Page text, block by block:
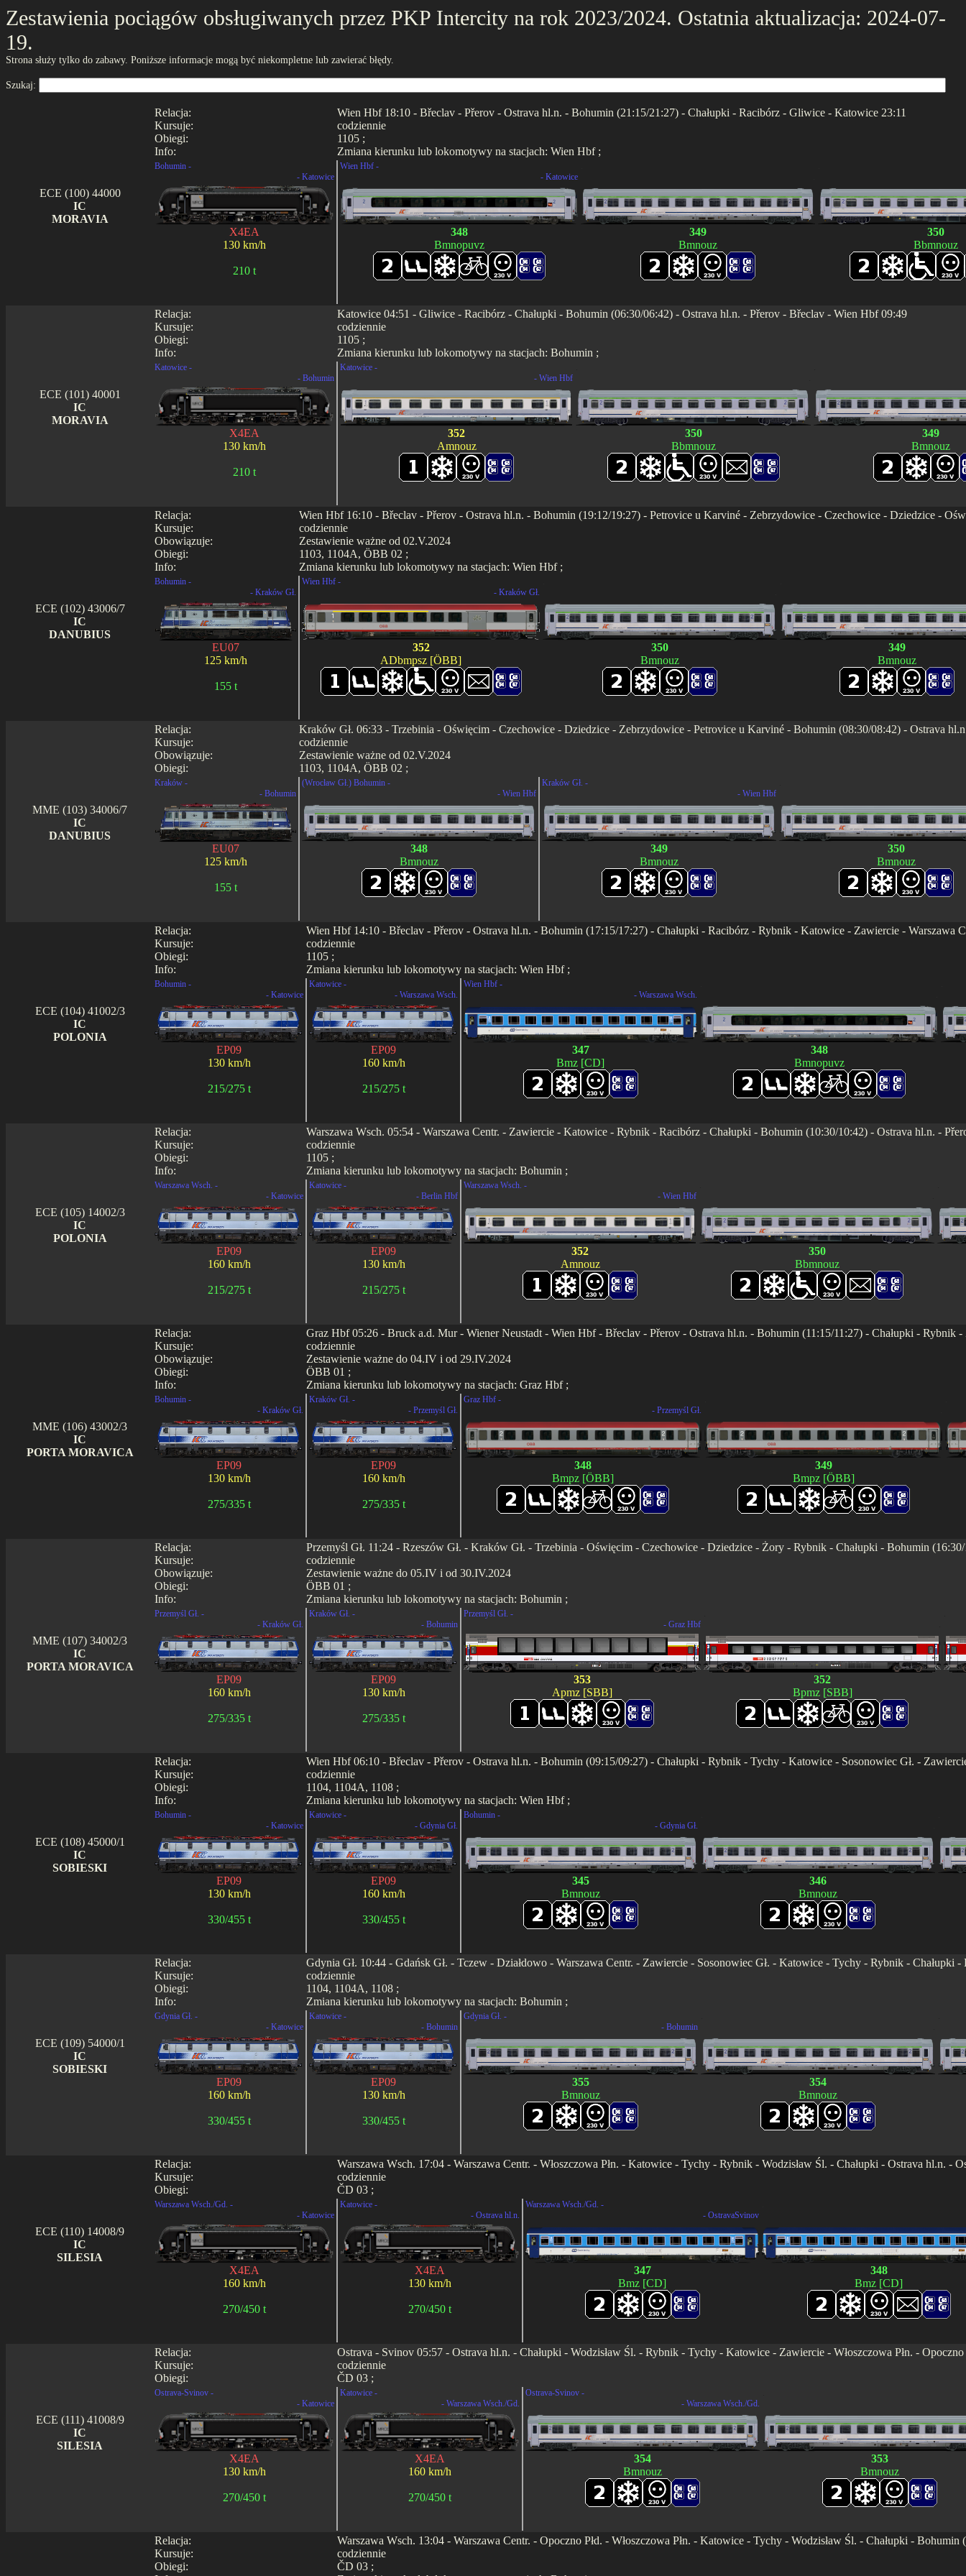
Zestawienia pociągów obsługiwanych przez PKP Intercity na rok 2023/2024. Ostatnia aktualizacja: 2024-07-
19.
Strona służy tylko do zabawy. Poniższe informacje mogą być niekompletne lub zawierać błędy.
Szukaj:
Relacja:
Kursuje:
Obiegi:
Info:
Wien Hbf 18:10 - Břeclav - Přerov - Ostrava hl.n. - Bohumin (21:15/21:27) - Chałupki - Racibórz - Gliwice - Katowice 23:11
codziennie
1105 ;
Zmiana kierunku lub lokomotywy na stacjach: Wien Hbf ;
ECE (100) 44000
IC
MORAVIA
Bohumin -
- Katowice
X4EA
130 km/h
210 t
Wien Hbf -
- Katowice
348
Bmnopuvz
349
Bmnouz
350
Bbmnouz
Relacja:
Kursuje:
Obiegi:
Info:
Katowice 04:51 - Gliwice - Racibórz - Chałupki - Bohumin (06:30/06:42) - Ostrava hl.n. - Přerov - Břeclav - Wien Hbf 09:49
codziennie
1105 ;
Zmiana kierunku lub lokomotywy na stacjach: Bohumin ;
ECE (101) 40001
IC
MORAVIA
Katowice -
- Bohumin
X4EA
130 km/h
210 t
Katowice -
- Wien Hbf
352
Amnouz
350
Bbmnouz
349
Bmnouz
Relacja:
Kursuje:
Obowiązuje:
Obiegi:
Info:
Wien Hbf 16:10 - Břeclav - Přerov - Ostrava hl.n. - Bohumin (19:12/19:27) - Petrovice u Karviné - Zebrzydowice - Czechowice - Dziedzice -
codziennie
Zestawienie ważne od 02.V.2024
1103, 1104A, ÖBB 02 ;
Zmiana kierunku lub lokomotywy na stacjach: Wien Hbf ;
ECE (102) 43006/7
IC
DANUBIUS
Bohumin -
- Kraków Gł.
EU07
125 km/h
155 t
Wien Hbf -
- Kraków Gł.
352
ADbmpsz [ÖBB]
350
Bmnouz
349
Bmnouz
Relacja:
Kursuje:
Obowiązuje:
Obiegi:
Kraków Gł. 06:33 - Trzebinia - Oświęcim - Czechowice - Dziedzice - Zebrzydowice - Petrovice u Karviné - Bohumin (08:30/08:42) - Ostrava
codziennie
Zestawienie ważne od 02.V.2024
1103, 1104A, ÖBB 02 ;
MME (103) 34006/7
IC
DANUBIUS
Kraków -
- Bohumin
EU07
125 km/h
155 t
(Wrocław Gł.) Bohumin -
- Wien Hbf
348
Bmnouz
Kraków Gł. -
- Wien Hbf
349
Bmnouz
350
Bmnouz
Relacja:
Kursuje:
Obiegi:
Info:
Wien Hbf 14:10 - Břeclav - Přerov - Ostrava hl.n. - Bohumin (17:15/17:27) - Chałupki - Racibórz - Rybnik - Katowice - Zawiercie - Warszawa
codziennie
1105 ;
Zmiana kierunku lub lokomotywy na stacjach: Wien Hbf ;
ECE (104) 41002/3
IC
POLONIA
Bohumin -
- Katowice
EP09
130 km/h
215/275 t
Katowice -
- Warszawa Wsch.
EP09
160 km/h
215/275 t
Wien Hbf -
- Warszawa Wsch.
347
Bmz [CD]
348
Bmnopuvz
Relacja:
Kursuje:
Obiegi:
Info:
Warszawa Wsch. 05:54 - Warszawa Centr. - Zawiercie - Katowice - Rybnik - Racibórz - Chałupki - Bohumin (10:30/10:42) - Ostrava hl.n. -
codziennie
1105 ;
Zmiana kierunku lub lokomotywy na stacjach: Bohumin ;
ECE (105) 14002/3
IC
POLONIA
Warszawa Wsch. -
- Katowice
EP09
160 km/h
215/275 t
Katowice -
- Berlin Hbf
EP09
130 km/h
215/275 t
Warszawa Wsch. -
- Wien Hbf
352
Amnouz
350
Bbmnouz
Relacja:
Kursuje:
Obowiązuje:
Obiegi:
Info:
Graz Hbf 05:26 - Bruck a.d. Mur - Wiener Neustadt - Wien Hbf - Břeclav - Přerov - Ostrava hl.n. - Bohumin (11:15/11:27) - Chałupki -
codziennie
Zestawienie ważne do 04.IV i od 29.IV.2024
ÖBB 01 ;
Zmiana kierunku lub lokomotywy na stacjach: Graz Hbf ;
MME (106) 43002/3
IC
PORTA MORAVICA
Bohumin -
- Kraków Gł.
EP09
130 km/h
275/335 t
Kraków Gł. -
- Przemyśl Gł.
EP09
160 km/h
275/335 t
Graz Hbf -
- Przemyśl Gł.
348
Bmpz [ÖBB]
349
Bmpz [ÖBB]
Relacja:
Kursuje:
Obowiązuje:
Obiegi:
Info:
Przemyśl Gł. 11:24 - Rzeszów Gł. - Kraków Gł. - Trzebinia - Oświęcim - Czechowice - Dziedzice - Żory - Rybnik - Chałupki - Bohumin
codziennie
Zestawienie ważne do 05.IV i od 30.IV.2024
ÖBB 01 ;
Zmiana kierunku lub lokomotywy na stacjach: Bohumin ;
MME (107) 34002/3
IC
PORTA MORAVICA
Przemyśl Gł. -
- Kraków Gł.
EP09
160 km/h
275/335 t
Kraków Gł. -
- Bohumin
EP09
130 km/h
275/335 t
Przemyśl Gł. -
- Graz Hbf
353
Apmz [SBB]
352
Bpmz [SBB]
Relacja:
Kursuje:
Obiegi:
Info:
Wien Hbf 06:10 - Břeclav - Přerov - Ostrava hl.n. - Bohumin (09:15/09:27) - Chałupki - Rybnik - Tychy - Katowice - Sosonowiec Gł. -
codziennie
1104, 1104A, 1108 ;
Zmiana kierunku lub lokomotywy na stacjach: Wien Hbf ;
ECE (108) 45000/1
IC
SOBIESKI
Bohumin -
- Katowice
EP09
130 km/h
330/455 t
Katowice -
- Gdynia Gł.
EP09
160 km/h
330/455 t
Bohumin -
- Gdynia Gł.
345
Bmnouz
346
Bmnouz
Relacja:
Kursuje:
Obiegi:
Info:
Gdynia Gł. 10:44 - Gdańsk Gł. - Tczew - Działdowo - Warszawa Centr. - Zawiercie - Sosonowiec Gł. - Katowice - Tychy - Rybnik -
codziennie
1104, 1104A, 1108 ;
Zmiana kierunku lub lokomotywy na stacjach: Bohumin ;
ECE (109) 54000/1
IC
SOBIESKI
Gdynia Gł. -
- Katowice
EP09
160 km/h
330/455 t
Katowice -
- Bohumin
EP09
130 km/h
330/455 t
Gdynia Gł. -
- Bohumin
355
Bmnouz
354
Bmnouz
Relacja:
Kursuje:
Obiegi:
Warszawa Wsch. 17:04 - Warszawa Centr. - Włoszczowa Płn. - Katowice - Tychy - Rybnik - Wodzisław Śl. - Chałupki - Ostrava hl.n. -
codziennie
ČD 03 ;
ECE (110) 14008/9
IC
SILESIA
Warszawa Wsch./Gd. -
- Katowice
X4EA
160 km/h
270/450 t
Katowice -
- Ostrava hl.n.
X4EA
130 km/h
270/450 t
Warszawa Wsch./Gd. -
- OstravaSvinov
347
Bmz [CD]
348
Bmz [CD]
Relacja:
Kursuje:
Obiegi:
Ostrava - Svinov 05:57 - Ostrava hl.n. - Chałupki - Wodzisław Śl. - Rybnik - Tychy - Katowice - Zawiercie - Włoszczowa Płn. -
codziennie
ČD 03 ;
ECE (111) 41008/9
IC
SILESIA
Ostrava-Svinov -
- Katowice
X4EA
130 km/h
270/450 t
Katowice -
- Warszawa Wsch./Gd.
X4EA
160 km/h
270/450 t
Ostrava-Svinov -
- Warszawa Wsch./Gd.
354
Bmnouz
353
Bmnouz
Relacja:
Kursuje:
Obiegi:
Warszawa Wsch. 13:04 - Warszawa Centr. - Opoczno Płd. - Włoszczowa Płn. - Katowice - Tychy - Wodzisław Śl. - Chałupki -
codziennie
ČD 03 ;